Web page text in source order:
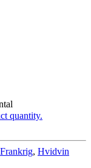
quantity.
Frankrig, Hvidvin